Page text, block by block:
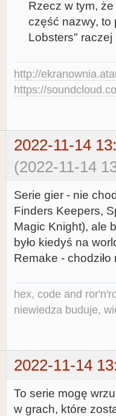
Rzecz w tym,
część nazwy, to
Lobsters" raczej
http://
https://
2022-11-14
(2022-11-14
Serie gier - nie
Finders Keepers,
Magic Knight), ale
było kiedyś na
Remake -
hex, code and
niewiedza buduje,
2022-11-14
To serie mogę
w grach, które